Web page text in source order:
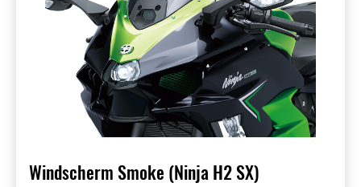
Windscherm Smoke (Ninja H2 SX)